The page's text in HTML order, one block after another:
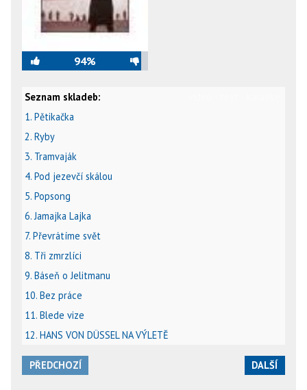
94%
Seznam skladeb:
1. Pětikačka
2. Ryby
3. Tramvaják
4. Pod jezevčí skálou
5. Popsong
6. Jamajka Lajka
7. Převrátíme svět
8. Tři zmrzlíci
9. Báseň o Jelitmanu
10. Bez práce
11. Blede vize
12. HANS VON DÜSSEL NA VÝLETĚ
PŘEDCHOZÍ DALŠÍ